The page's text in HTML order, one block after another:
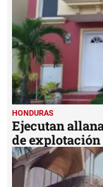
HONDURAS
Zede de
10,000 empleos